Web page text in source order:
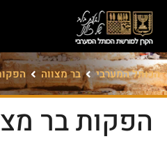
הכותל המערבי בר מצווה
הפקות בר